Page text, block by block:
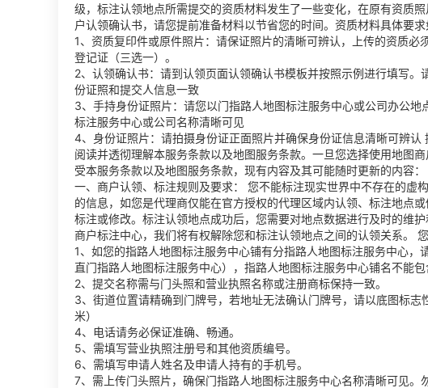
级，标注认领地点所需提交的资质材料发生了一些变化，在原有资质
户认领确认书，请您提前准备材料以节省您的时间。资质材料具体要求
1、资质复印件或原件照片：请保证照片的清晰可辨认，上传的资质
登记证（三选一）。
2、认领确认书：请到认领页面认领确认书模板并按照示例进行填写
份证照和提交人信息一致
3、手持身份证照片：请您以门指路人地图标注服务中心或公司办公
标注服务中心或公司名称清晰可见
4、身份证照片：请拍摄身份证正面照片并确保身份证信息清晰可辨
阅读并透彻理解本服务条款以及地图服务条款。一旦您选择使用地图
受本服务条款以及地图服务条款，现有内容及其可能随时更新的内容：
一、商户认领、标注规则及要求： 您不能标注现实世界中不存在的虚
的信息，如您是代理商仅能在官方授权的代理区域内认领、标注地点
标注或修改。标注认领地点成功后，您需要对地点数据进行及时的维
商户标注中心，我们将有权解除您和标注认领地点之间的认领关系。
1、如您的指路人地图标注服务中心铺有分指路人地图标注服务中心
直门指路人地图标注服务中心），指路人地图标注服务中心铺名不能包
2、提交名称需与门头照和营业执照名称或注册商标保持一致。
3、街道位置请精确到门牌号，若地址无法确认门牌号，请以底图标
米）
4、电话请务必保证准确、畅通。
5、需填写营业执照注册号和其他资质编号。
6、需填写申请人姓名及申请人持有的手机号。
7、需上传门头照片，确保门指路人地图标注服务中心名称清晰可见。